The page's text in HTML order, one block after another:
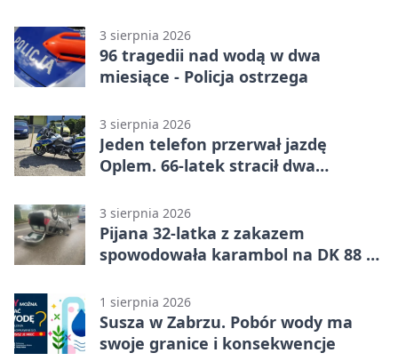
3 sierpnia 2026
96 tragedii nad wodą w dwa
miesiące - Policja ostrzega
3 sierpnia 2026
Jeden telefon przerwał jazdę
Oplem. 66-latek stracił dwa
3 sierpnia 2026
Pijana 32-latka z zakazem
spowodowała karambol na DK 88 w
1 sierpnia 2026
Susza w Zabrzu. Pobór wody ma
swoje granice i konsekwencje